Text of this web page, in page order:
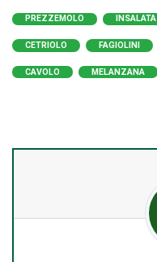
PREZZEMOLO INSALATA
CETRIOLO FAGIOLINI
CAVOLO MELANZANA